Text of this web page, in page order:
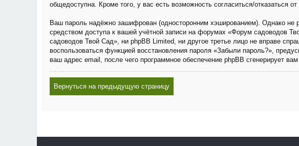
общедоступна. Кроме того, у вас есть возможность согласиться/отказаться
Ваш пароль надёжно зашифрован (односторонним хэшированием). Однако не
средством доступа к вашей учётной записи на форумах «Форум садоводов
садоводов Твой Сад», ни phpBB Limited, ни другое третье лицо не вправе
воспользоваться функцией восстановления пароля «Забыли пароль?»,
ваш адрес email, после чего программное обеспечение phpBB сгенерирует
Вернуться на предыдущую страницу